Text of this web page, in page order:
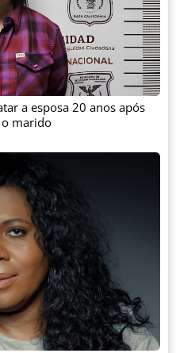
a esposa 20 anos após
o marido